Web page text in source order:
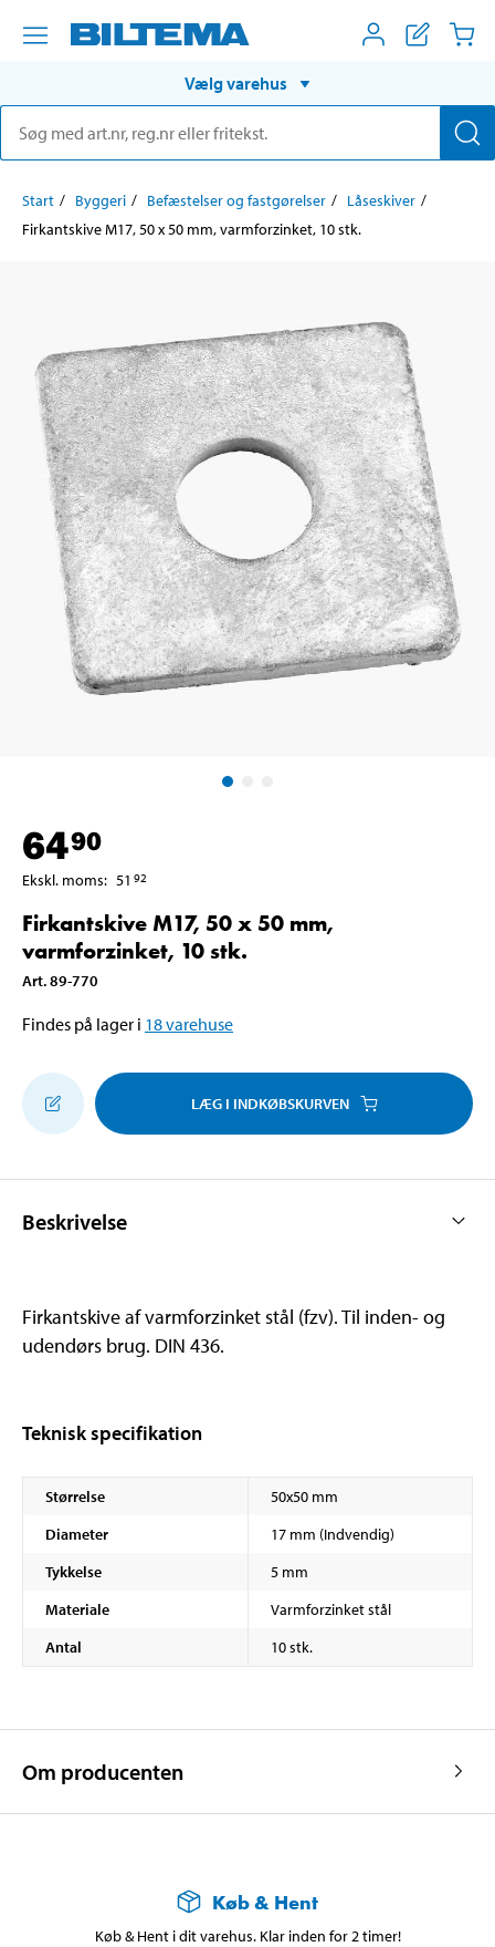
Vælg varehus
Start Byggeri Befæstelser og fastgørelser
Låseskiver
Firkantskive M17, 50 x 50 mm, varmforzinket, 10 stk.
6490
Ekskl. moms: 51 92
Firkantskive M17, 50 x 50 mm,
varmforzinket, 10 stk.
Art.89-770
Findes på lager i 18varehuse
LÆG I INDKØBSKURVEN
Beskrivelse
Firkantskive af varmforzinket stål (fzv). Til inden- og
udendørs brug. DIN 436.
Teknisk specifikation
Størrelse
50x50 mm
Diameter
17 mm (Indvendig)
Tykkelse
5 mm
Materiale
Varmforzinket stål
Antal
10 stk.
Om producenten
Køb & Hent
Køb & Hent i dit varehus. Klar inden for 2 timer!